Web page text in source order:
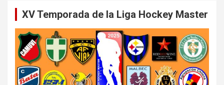
XV Temporada de la Liga Hockey Master